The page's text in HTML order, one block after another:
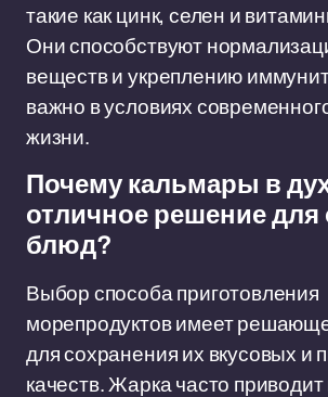
такие как цинк, селен и
Они способствуют
веществ и укреплению
важно в условиях
жизни.
Почему кальмары в
отличное решение
блюд?
Выбор способа приготовления
морепродуктов имеет
для сохранения их вкусовых и
качеств. Жарка часто приводит